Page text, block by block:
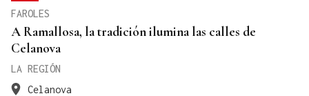
FAROLES
A Ramallosa, la tradición ilumina las calles de
Celanova
LA REGIÓN
Celanova